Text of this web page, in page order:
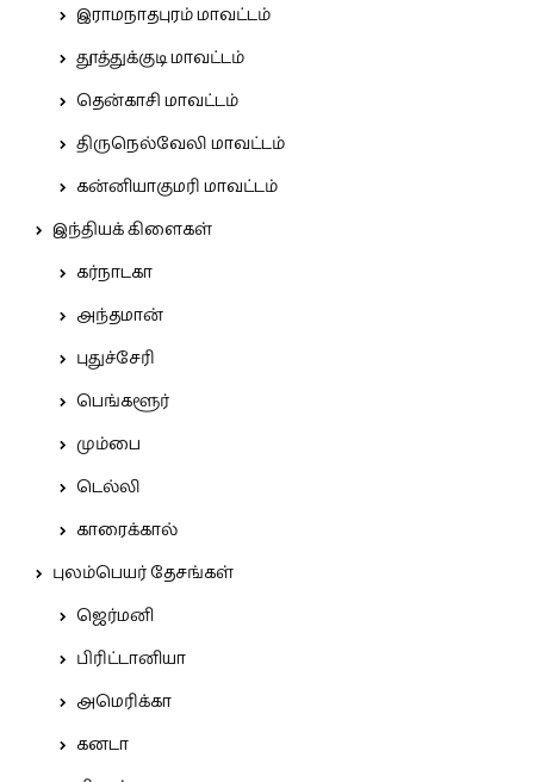
இராமநாதபுரம் மாவட்டம்
தூத்துக்குடி மாவட்டம்
தென்காசி மாவட்டம்
திருநெல்வேலி மாவட்டம்
கன்னியாகுமரி மாவட்டம்
இந்தியக் கிளைகள்
கர்நாடகா
அந்தமான்
புதுச்சேரி
பெங்களூர்
மும்பை
டெல்லி
காரைக்கால்
புலம்பெயர் தேசங்கள்
ஜெர்மனி
பிரிட்டானியா
அமெரிக்கா
கனடா